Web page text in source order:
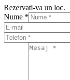
Rezervati-va un loc.
Nume *